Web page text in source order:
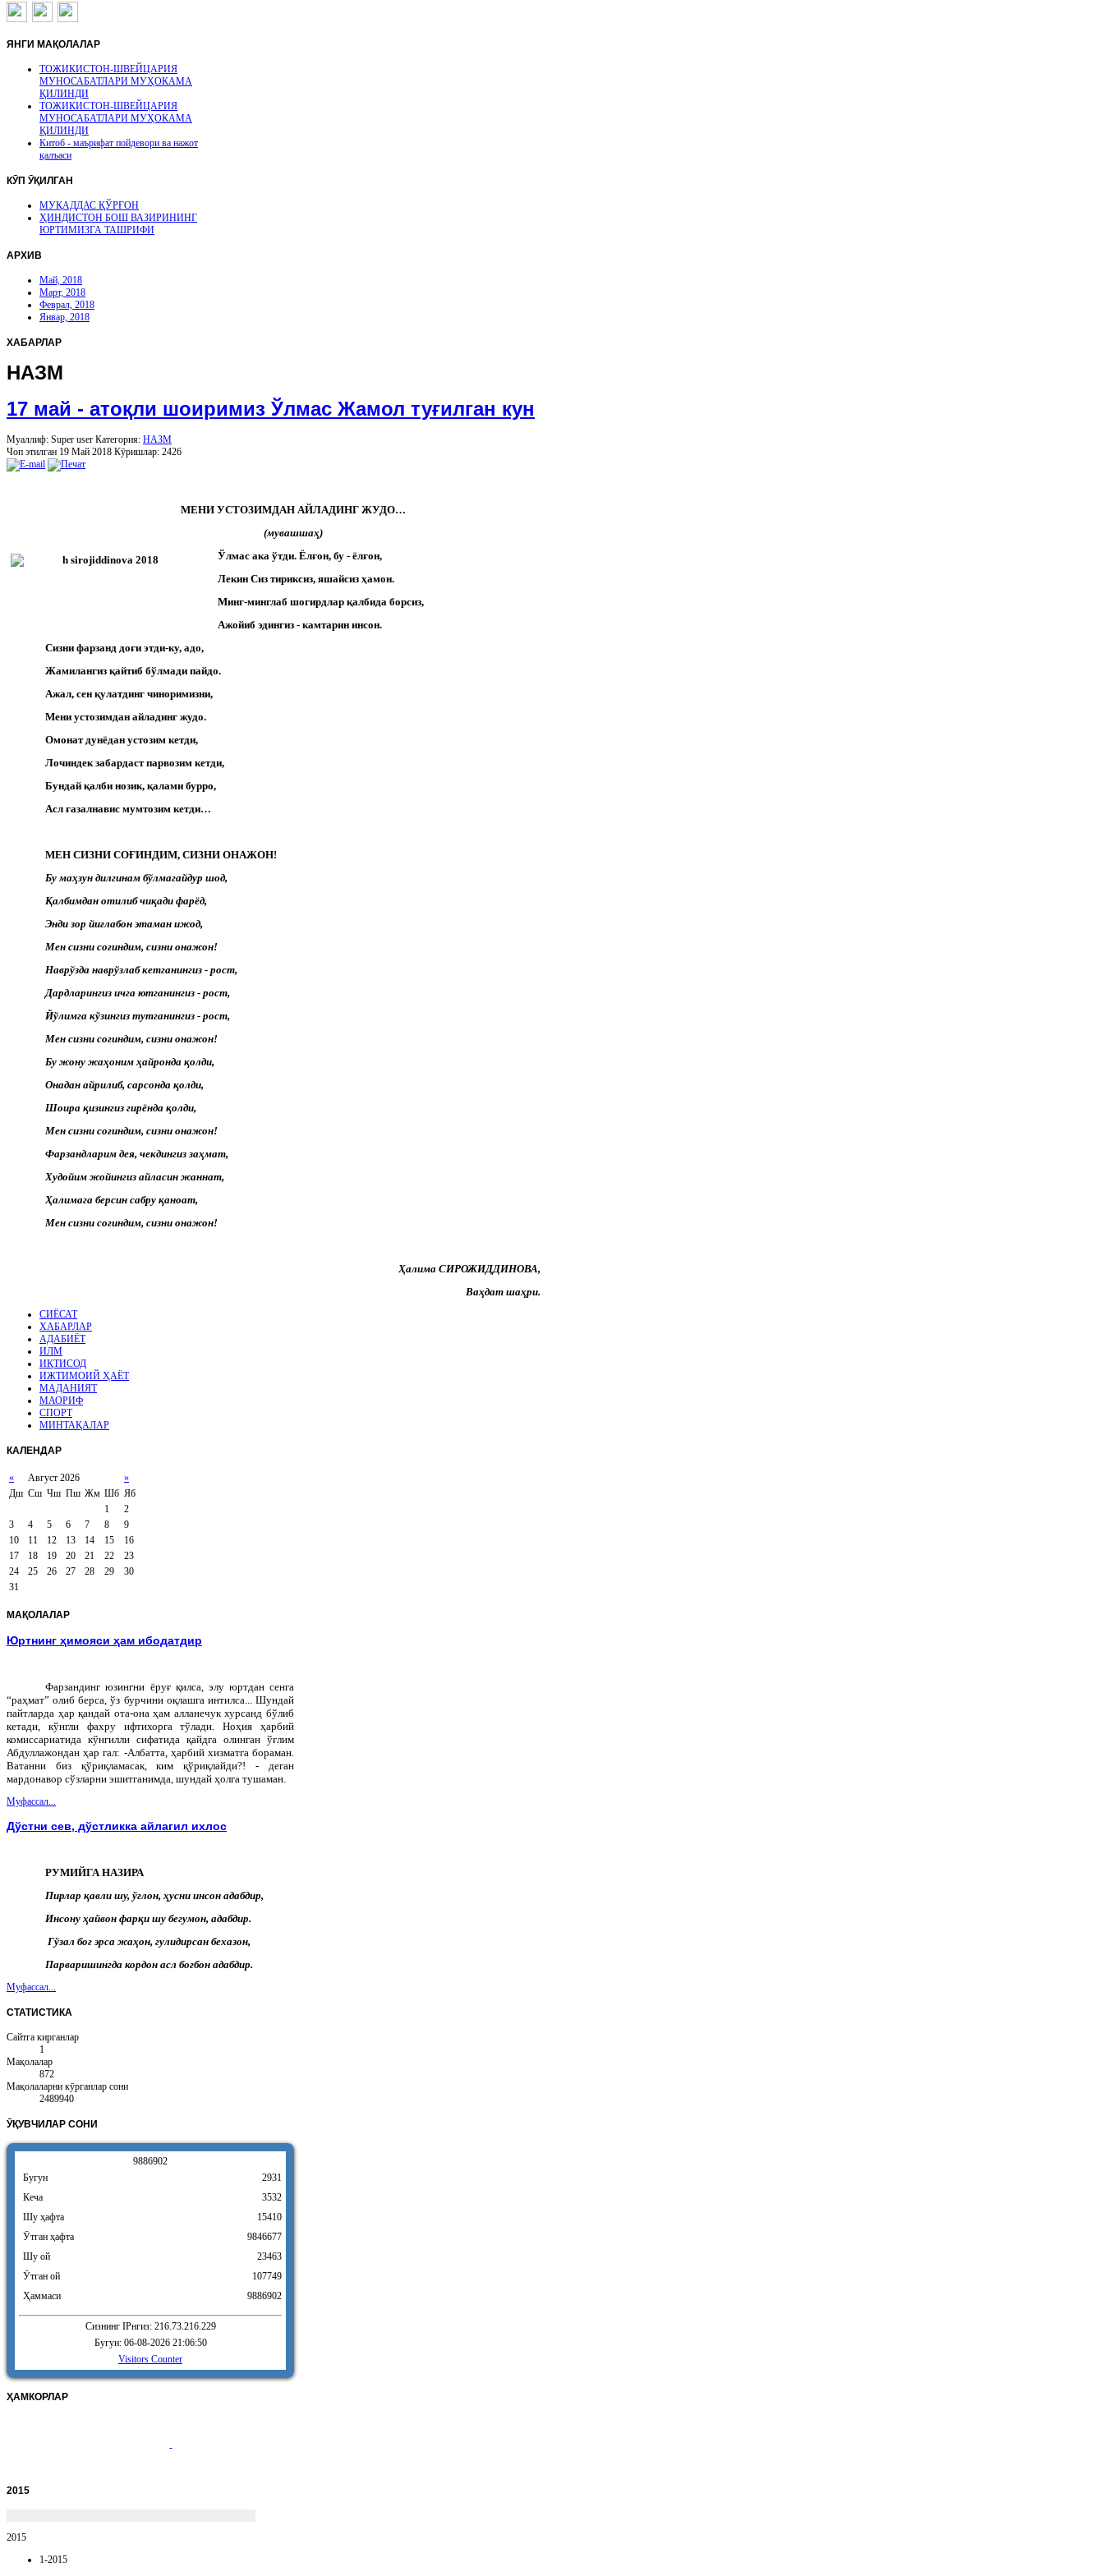
ЯНГИ МАҚОЛАЛАР
ТОЖИКИСТОН-ШВЕЙЦАРИЯ
МУНОСАБАТЛАРИ МУҲОКАМА
ҚИЛИНДИ
ТОЖИКИСТОН-ШВЕЙЦАРИЯ
МУНОСАБАТЛАРИ МУҲОКАМА
ҚИЛИНДИ
Китоб - маърифат пойдевори ва нажот
қалъаси
КӮП ӮҚИЛГАН
МУҚАДДАС ҚЎРҒОН
ҲИНДИСТОН БОШ ВАЗИРИНИНГ
ЮРТИМИЗГА ТАШРИФИ
АРХИВ
Май, 2018
Март, 2018
Феврал, 2018
Январ, 2018
ХАБАРЛАР
НАЗМ
17 май - атоқли шоиримиз Ўлмас Жамол туғилган кун
Муаллиф: Super user Категория: НАЗМ
Чоп этилган 19 Май 2018 Кӯришлар: 2426
МЕНИ УСТОЗИМДАН АЙЛАДИНГ ЖУДО…
(мувашшаҳ)
Ўлмас ака ўтди. Ёлғон, бу - ёлғон,
Лекин Сиз тириксиз, яшайсиз ҳамон.
Минг-минглаб шогирдлар қалбида борсиз,
Ажойиб эдингиз - камтарин инсон.
Сизни фарзанд доғи этди-ку, адо,
Жамилангиз қайтиб бўлмади пайдо.
Ажал, сен қулатдинг чиноримизни,
Мени устозимдан айладинг жудо.
Омонат дунёдан устозим кетди,
Лочиндек забардаст парвозим кетди,
Бундай қалби нозик, қалами бурро,
Асл ғазалнавис мумтозим кетди…
МЕН СИЗНИ СОҒИНДИМ, СИЗНИ ОНАЖОН!
Бу маҳзун дилгинам бўлмагайдур шод,
Қалбимдан отилиб чиқади фарёд,
Энди зор йиғлабон этаман ижод,
Мен сизни соғиндим, сизни онажон!
Наврўзда наврўзлаб кетганингиз - рост,
Дардларингиз ичга ютганингиз - рост,
Йўлимга кўзингиз тутганингиз - рост,
Мен сизни соғиндим, сизни онажон!
Бу жону жаҳоним ҳайронда қолди,
Онадан айрилиб, сарсонда қолди,
Шоира қизингиз гирёнда қолди,
Мен сизни соғиндим, сизни онажон!
Фарзандларим дея, чекдингиз заҳмат,
Худойим жойингиз айласин жаннат,
Ҳалимага берсин сабру қаноат,
Мен сизни соғиндим, сизни онажон!
Ҳалима СИРОЖИДДИНОВА,
Ваҳдат шаҳри.
СИЁСАТ
ХАБАРЛАР
АДАБИЁТ
ИЛМ
ИҚТИСОД
ИЖТИМОИЙ ҲАЁТ
МАДАНИЯТ
МАОРИФ
СПОРТ
МИНТАҚАЛАР
КАЛЕНДАР
« Август 2026
»
Дш Сш Чш Пш Жм Шб Яб
1
2
3
4 5 6 7 8
9
10
11 12 13 14 15
16
17
18 19 20 21 22
23
24
25 26 27 28 29
30
31
МАҚОЛАЛАР
Юртнинг ҳимояси ҳам ибодатдир
Фарзандинг юзингни ёруғ қилса, элу юртдан сенга
“раҳмат” олиб берса, ўз бурчини оқлашга интилса... Шундай
пайтларда ҳар қандай ота-она ҳам алланечук хурсанд бўлиб
кетади, кўнгли фахру ифтихорга тўлади. Ноҳия ҳарбий
комиссариатида кўнгилли сифатида қайдга олинган ўғлим
Абдуллажондан ҳар гал: -Албатта, ҳарбий хизматга бораман.
Ватанни биз қўриқламасак, ким қўриқлайди?! - деган
мардонавор сўзларни эшитганимда, шундай ҳолга тушаман.
Муфассал...
Дўстни сев, дўстликка айлагил ихлос
РУМИЙГА НАЗИРА
Пирлар қавли шу, ўғлон, ҳусни инсон адабдир,
Инсону ҳайвон фарқи шу бегумон, адабдир.
Гўзал боғ эрса жаҳон, гулидирсан бехазон,
Парваришингда кордон асл боғбон адабдир.
Муфассал...
СТАТИСТИКА
Сайтга кирганлар
1
Мақолалар
872
Мақолаларни кӯрганлар сони
2489940
ӮҚУВЧИЛАР СОНИ
9886902
Бугун
Кеча
Шу ҳафта
Ӯтган ҳафта
Шу ой
Ӯтган ой
Ҳаммаси
2931
3532
15410
9846677
23463
107749
9886902
Сизнинг IPнгиз: 216.73.216.229
Бугун: 06-08-2026 21:06:50
Visitors Counter
ҲАМКОРЛАР
2015
2015
1-2015